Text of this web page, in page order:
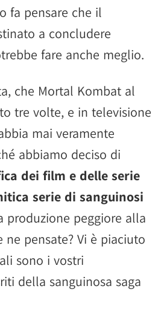
fa pensare che il
a concludere
fare anche meglio.
che Mortal Kombat al
tre volte, e in televisione
mai veramente
abbiamo deciso di
dei film e delle serie
serie di sanguinosi
produzione peggiore alla
ne pensate? Vi è piaciuto
sono i vostri
della sanguinosa saga